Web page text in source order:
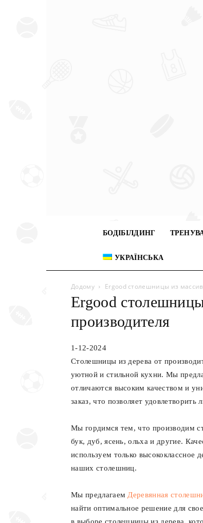
БОДІБІЛДИНГ
УКРАЇНСЬКА
Додому Ergood столешницы из
Ergood
производителя
1-12-2024
Столешницы из дерева от
уютной и стильной кухни. Мы
отличаются высоким качеством и
заказ, что позволяет
Мы гордимся тем, что производим
бук, дуб, ясень, ольха и другие.
используем только высококлассное
наших столешниц.
Мы предлагаем Деревянная
найти оптимальное решение для